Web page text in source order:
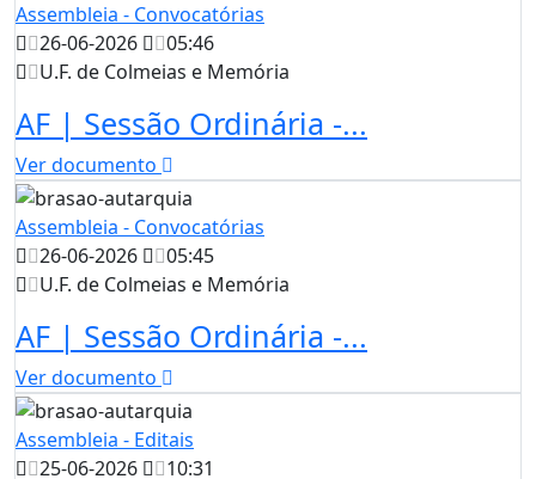
Assembleia - Convocatórias
26-06-2026
05:46
U.F. de Colmeias e Memória
AF | Sessão Ordinária -...
Ver documento
Assembleia - Convocatórias
26-06-2026
05:45
U.F. de Colmeias e Memória
AF | Sessão Ordinária -...
Ver documento
Assembleia - Editais
25-06-2026
10:31